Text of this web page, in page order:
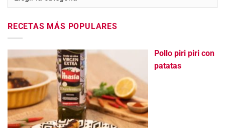
RECETAS MÁS POPULARES
Pollo piri piri con
patatas